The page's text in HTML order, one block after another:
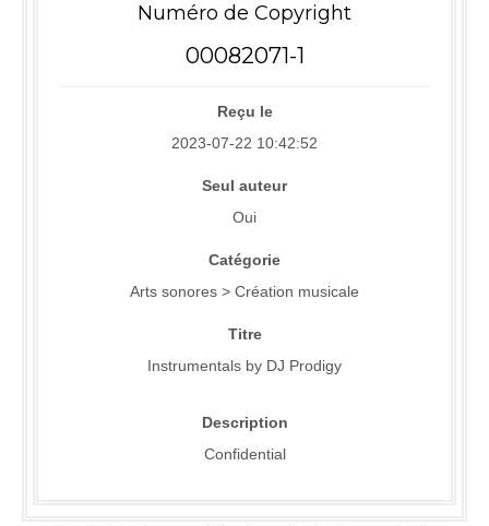
Numéro de Copyright
00082071-1
Reçu le
2023-07-22 10:42:52
Seul auteur
Oui
Catégorie
Arts sonores > Création musicale
Titre
Instrumentals by DJ Prodigy
Description
Confidential